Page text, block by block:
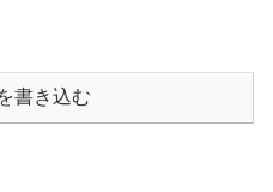
書き込む